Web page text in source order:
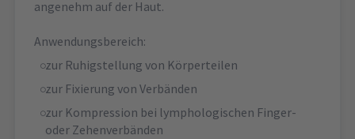
angenehm auf der Haut.
Anwendungsbereich:
zur Ruhigstellung von Körperteilen
zur Fixierung von Verbänden
zur Kompression bei lymphologischen Finger-
oder Zehenverbänden